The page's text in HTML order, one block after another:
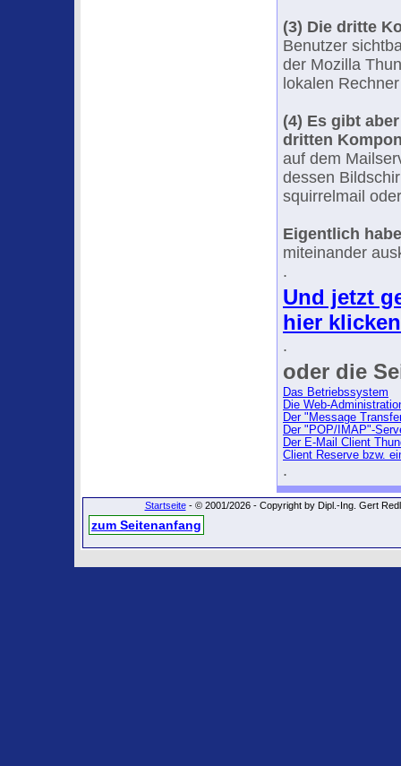
(3) Die dritte
Benutzer
der Mozilla
lokalen
(4) Es gibt
dritten
auf dem
dessen
squirrelmail
Eigentlich
miteinander
.
Und jetzt
hier klicken
.
oder die
Das Betriebssystem
Die Web-
Der "Message
Der "POP/IMAP"-
Der E-Mail Client
Client Reserve bzw.
.
Startseite- © 2001/2026 - Copyright by Dipl.-Ing. Gert
zum Seitenanfang